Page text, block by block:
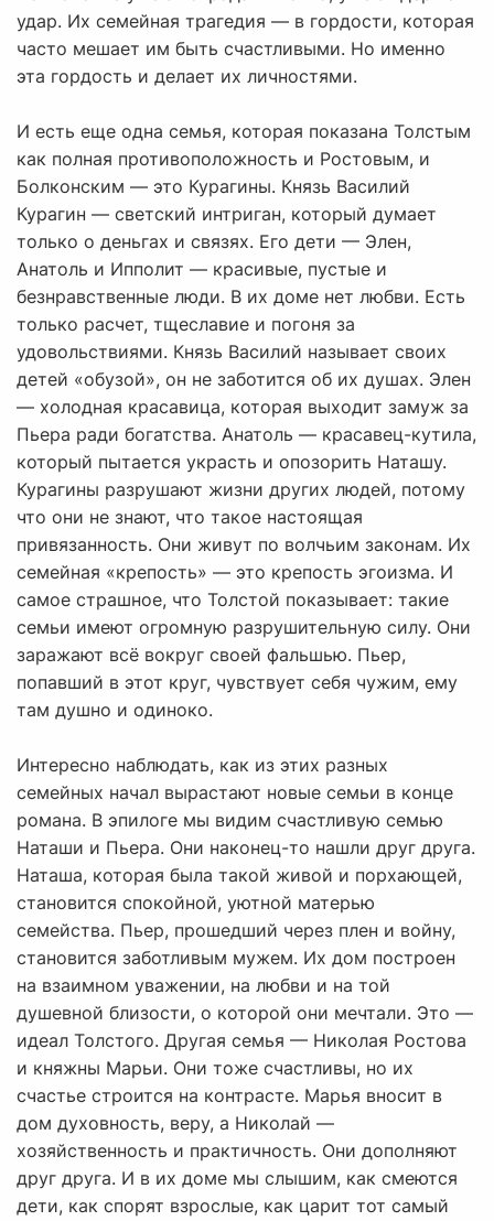
удар. Их семейная трагедия — в гордости, которая
часто мешает им быть счастливыми. Но именно
эта гордость и делает их личностями.
И есть еще одна семья, которая показана Толстым
как полная противоположность и Ростовым, и
Болконским — это Курагины. Князь Василий
Курагин — светский интриган, который думает
только о деньгах и связях. Его дети — Элен,
Анатоль и Ипполит — красивые, пустые и
безнравственные люди. В их доме нет любви. Есть
только расчет, тщеславие и погоня за
удовольствиями. Князь Василий называет своих
детей «обузой», он не заботится об их душах. Элен
— холодная красавица, которая выходит замуж за
Пьера ради богатства. Анатоль — красавец-кутила,
который пытается украсть и опозорить Наташу.
Курагины разрушают жизни других людей, потому
что они не знают, что такое настоящая
привязанность. Они живут по волчьим законам. Их
семейная «крепость» — это крепость эгоизма. И
самое страшное, что Толстой показывает: такие
семьи имеют огромную разрушительную силу. Они
заражают всё вокруг своей фальшью. Пьер,
попавший в этот круг, чувствует себя чужим, ему
там душно и одиноко.
Интересно наблюдать, как из этих разных
семейных начал вырастают новые семьи в конце
романа. В эпилоге мы видим счастливую семью
Наташи и Пьера. Они наконец-то нашли друг друга.
Наташа, которая была такой живой и порхающей,
становится спокойной, уютной матерью
семейства. Пьер, прошедший через плен и войну,
становится заботливым мужем. Их дом построен
на взаимном уважении, на любви и на той
душевной близости, о которой они мечтали. Это —
идеал Толстого. Другая семья — Николая Ростова
и княжны Марьи. Они тоже счастливы, но их
счастье строится на контрасте. Марья вносит в
дом духовность, веру, а Николай —
хозяйственность и практичность. Они дополняют
друг друга. И в их доме мы слышим, как смеются
дети, как спорят взрослые, как царит тот самый